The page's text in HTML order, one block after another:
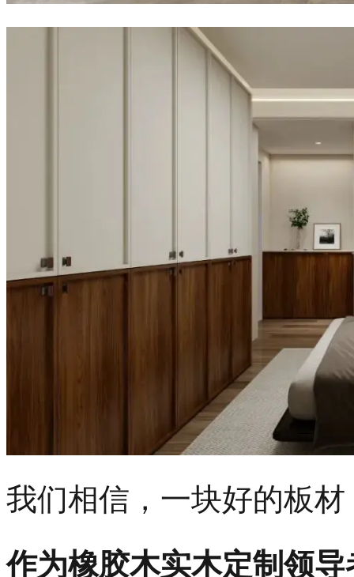
我们相信，一块好的板
作为橡胶木实木定制领